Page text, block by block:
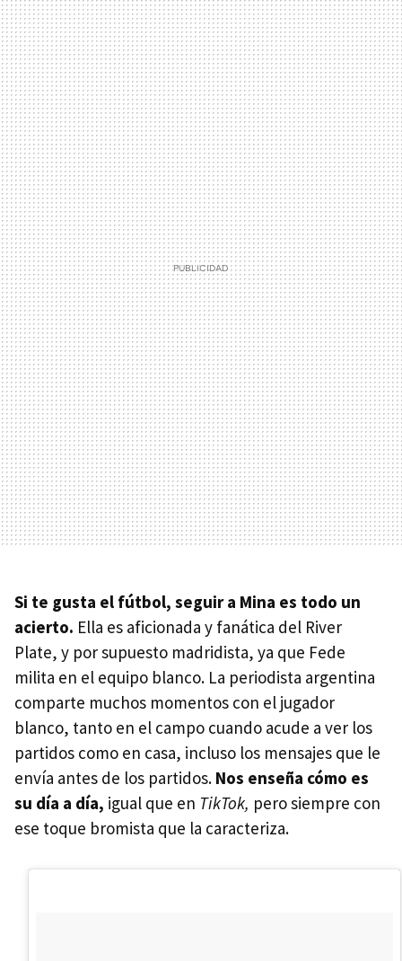
Si te gusta el fútbol, seguir a Mina es todo un
acierto. Ella es aficionada y fanática del River
Plate, y por supuesto madridista, ya que Fede
milita en el equipo blanco. La periodista argentina
comparte muchos momentos con el jugador
blanco, tanto en el campo cuando acude a ver los
partidos como en casa, incluso los mensajes que le
envía antes de los partidos. Nos enseña cómo es
su día a día, igual que en TikTok, pero siempre con
ese toque bromista que la caracteriza.